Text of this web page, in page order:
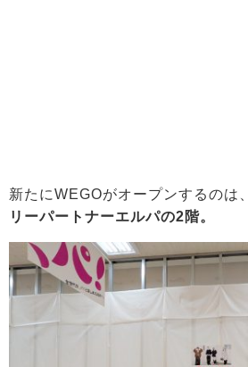
新たにWEGOがオープンするのは、
リーパートナーエルパの2階。